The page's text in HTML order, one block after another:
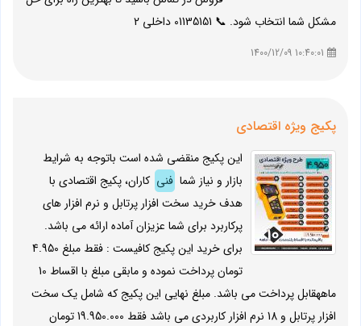
مشکل شما انتخاب شود. 📞 01135151 داخلی 2
پكیج ویژه اقتصادی
این پکیج منقضی شده است باتوجه به شرایط
بازار و نیاز شما فنی کاران، پکیج اقتصادی با
هدف خرید سخت افزار پرتابل و نرم افزار های
پرکاربرد برای شما عزیزان آماده ارائه می باشد.
برای خرید این پکیج کافیست : فقط مبلغ 4.950
تومان پرداخت نموده و مابقی مبلغ با اقساط 10
ماههقابل پرداخت می باشد. مبلغ نهایی این پکیج که شامل یک سخت
افزار پرتابل و 18 نرم افزار کاربردی می باشد فقط 19.950.000 تومان